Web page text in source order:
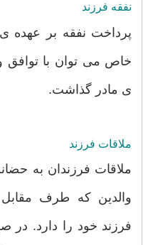
نفقه فرزند
پرداخت نفقه بر عهده
خاص می توان با توافق
ی مادر گذاشت.
ملاقات فرزند
ملاقات فرزندان به
والدین که طرف
فرزند خود را دارد. در